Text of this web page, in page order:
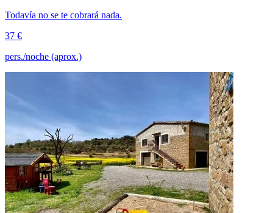
Todavía no se te cobrará nada.
37 €
pers./noche (aprox.)